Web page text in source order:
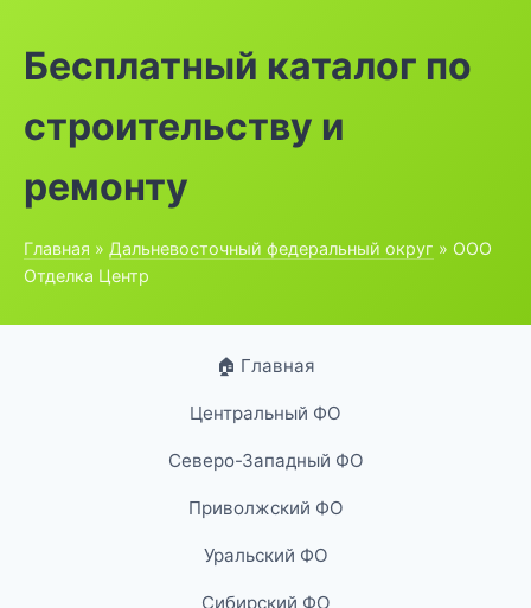
Бесплатный каталог по
строительству и
ремонту
Главная » Дальневосточный федеральный округ » ООО
Отделка Центр
🏠 Главная
Центральный ФО
Северо-Западный ФО
Приволжский ФО
Уральский ФО
Сибирский ФО